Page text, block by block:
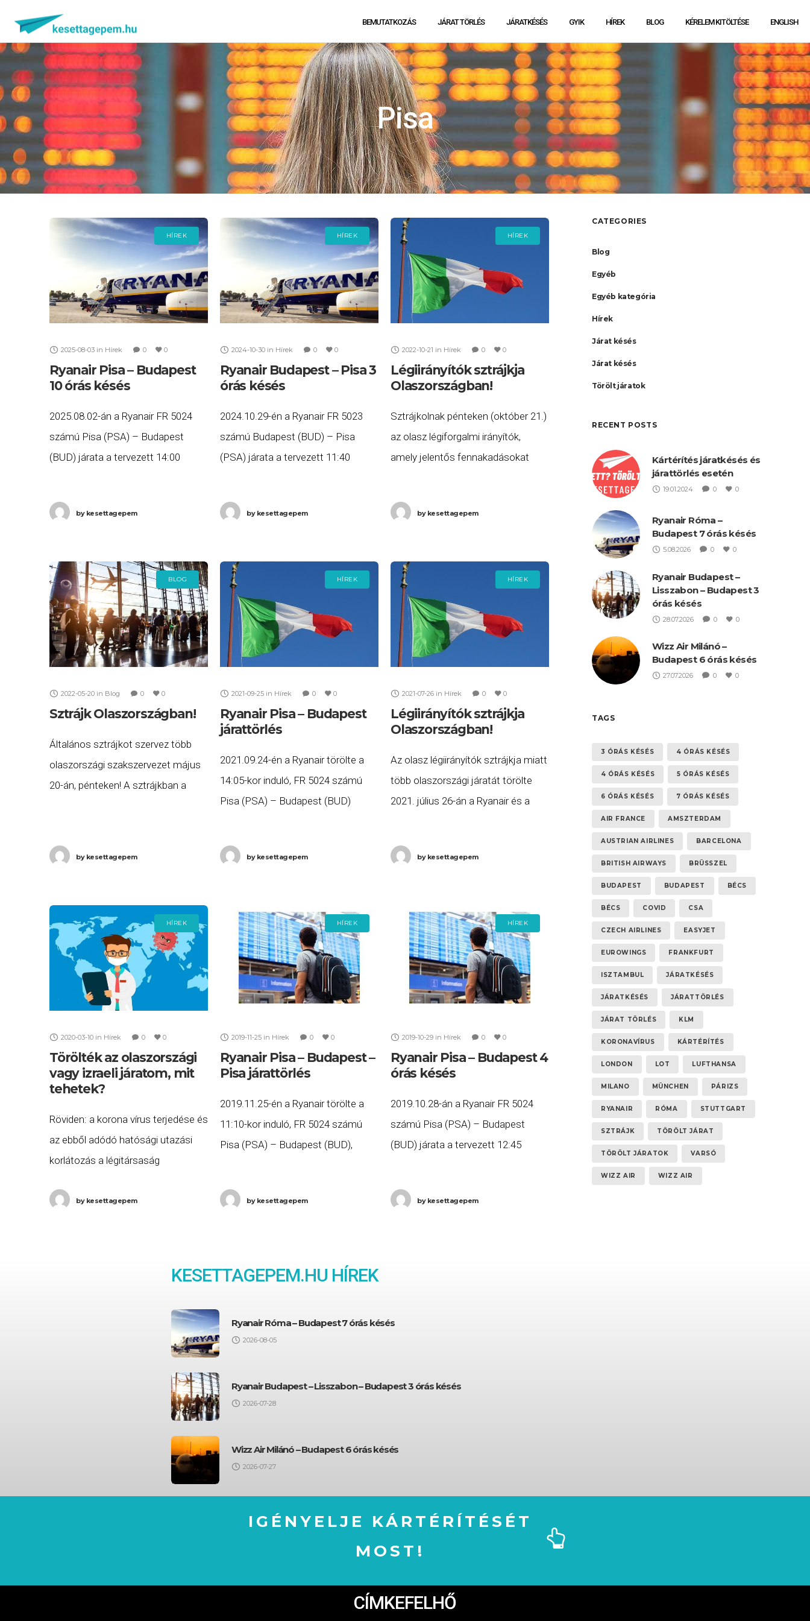
BEMUTATKOZÁS JÁRAT TÖRLÉS JÁRATKÉSÉS GYIK HÍREK BLOG KÉRELEM KITÖLTÉSE ENGLISH
Pisa
HÍREK
2025-08-03 in Hírek 0 0
Ryanair Pisa – Budapest
10 órás késés
2025.08.02-án a Ryanair FR 5024
számú Pisa (PSA) – Budapest
(BUD) járata a tervezett 14:00
Ha Ön a gépen utazott, és
bykesettagepem
HÍREK
2024-10-30 in Hírek 0 0
Ryanair Budapest – Pisa 3
órás késés
2024.10.29-én a Ryanair FR 5023
számú Budapest (BUD) – Pisa
(PSA) járata a tervezett 11:40
Pisába. Ha Ön a gépen utazott,
bykesettagepem
HÍREK
2022-10-21 in Hírek 0 0
Légiirányítók sztrájkja
Olaszországban!
Sztrájkolnak pénteken (október 21.)
az olasz légiforgalmi irányítók,
amely jelentős fennakadásokat
és járattörlések várhatók. A sztrájk
törölte 2022. október 21-én a
bykesettagepem
BLOG
2022-05-20 in Blog 0 0
Sztrájk Olaszországban!
Általános sztrájkot szervez több
olaszországi szakszervezet május
20-án, pénteken! A sztrájkban a
egyes olaszországi légijáratok
törlését vagy jelentős késését
bykesettagepem
HÍREK
2021-09-25 in Hírek 0 0
Ryanair Pisa – Budapest
járattörlés
2021.09.24-én a Ryanair törölte a
14:05-kor induló, FR 5024 számú
Pisa (PSA) – Budapest (BUD)
hozzájutni a járattörlés miatt
bykesettagepem
HÍREK
2021-07-26 in Hírek 0 0
Légiirányítók sztrájkja
Olaszországban!
Az olasz légiirányítók sztrájkja miatt
több olaszországi járatát törölte
2021. július 26-án a Ryanair és a
bykesettagepem
HÍREK
2020-03-10 in Hírek 0 0
Törölték az olaszországi
vagy izraeli járatom, mit
tehetek?
Röviden: a korona vírus terjedése és
az ebből adódó hatósági utazási
korlátozás a légitársaság
körülménynek minősül, így
bykesettagepem
HÍREK
2019-11-25 in Hírek 0 0
Ryanair Pisa – Budapest –
Pisa járattörlés
2019.11.25-én a Ryanair törölte a
11:10-kor induló, FR 5024 számú
Pisa (PSA) – Budapest (BUD),
(PSA) járatait. Ha Ön
bykesettagepem
HÍREK
2019-10-29 in Hírek 0 0
Ryanair Pisa – Budapest 4
órás késés
2019.10.28-án a Ryanair FR 5024
számú Pisa (PSA) – Budapest
(BUD) járata a tervezett 12:45
Budapestre. Ha Ön a gépen utazott,
bykesettagepem
CATEGORIES
Blog
Egyéb
Egyéb kategória
Hírek
Járat késés
Járat késés
Törölt járatok
RECENT POSTS
Kártérítés járatkésés és
járattörlés esetén
19.01.2024 0 0
Ryanair Róma –
Budapest 7 órás késés
5.08.2026 0 0
Ryanair Budapest –
Lisszabon – Budapest 3
órás késés
28.07.2026 0 0
Wizz Air Milánó –
Budapest 6 órás késés
27.07.2026 0 0
TAGS
3 ÓRÁS KÉSÉS 4 ÓRÁS KÉSÉS
4 ÓRÁS KÉSÉS 5 ÓRÁS KÉSÉS
6 ÓRÁS KÉSÉS 7 ÓRÁS KÉSÉS
AIR FRANCE AMSZTERDAM
AUSTRIAN AIRLINES BARCELONA
BRITISH AIRWAYS BRÜSSZEL
BUDAPEST BUDAPEST BÉCS
BÉCS COVID CSA
CZECH AIRLINES EASYJET
EUROWINGS FRANKFURT
ISZTAMBUL JÁRATKÉSÉS
JÁRATKÉSÉS JÁRATTÖRLÉS
JÁRAT TÖRLÉS KLM
KORONAVÍRUS KÁRTÉRÍTÉS
LONDON LOT LUFTHANSA
MILANO MÜNCHEN PÁRIZS
RYANAIR RÓMA STUTTGART
SZTRÁJK TÖRÖLT JÁRAT
TÖRÖLT JÁRATOK VARSÓ
WIZZ AIR WIZZ AIR
KESETTAGEPEM.HU HÍREK
Ryanair Róma – Budapest 7 órás késés
2026-08-05
Ryanair Budapest – Lisszabon – Budapest 3 órás késés
2026-07-28
Wizz Air Milánó – Budapest 6 órás késés
2026-07-27
IGÉNYELJE KÁRTÉRÍTÉSÉT
MOST!
CÍMKEFELHŐ